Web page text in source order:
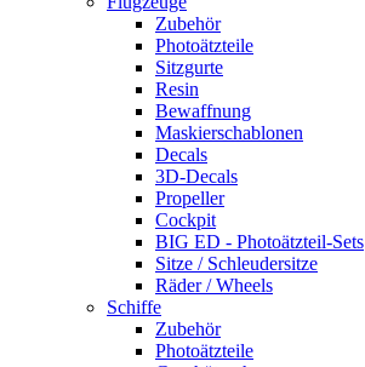
Zubehör
Photoätzteile
Sitzgurte
Resin
Bewaffnung
Maskierschablonen
Decals
3D-Decals
Propeller
Cockpit
BIG ED - Photoätzteil-Sets
Sitze / Schleudersitze
Räder / Wheels
Schiffe
Zubehör
Photoätzteile